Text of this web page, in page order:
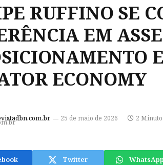
RUFFINO SE
EM
ECONOMY
25 de maio de 2026 2
Twitter WhatsApp